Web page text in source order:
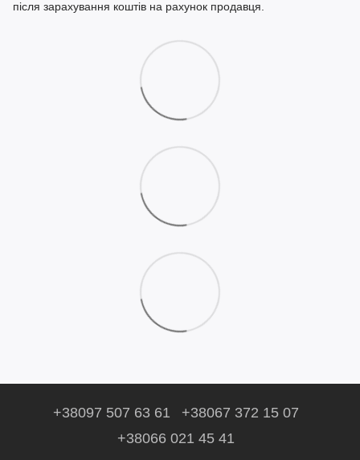
після зарахування коштів на рахунок продавця.
+38097 507 63 61
+38067 372 15 07
+38066 021 45 41